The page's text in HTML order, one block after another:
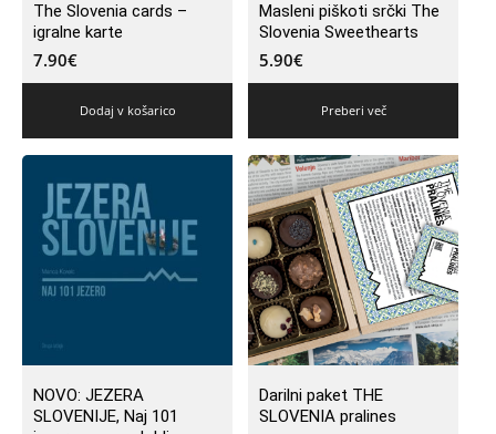
The Slovenia cards –
igralne karte
7.90€
Dodaj v košarico
Masleni piškoti srčki The
Slovenia Sweethearts
5.90€
Preberi več
NOVO: JEZERA
SLOVENIJE, Naj 101
Darilni paket THE
SLOVENIA pralines